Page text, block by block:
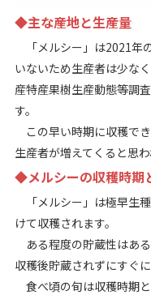
◆主な産地と生産量
「メルシー」は2021年
いないため生産者は少な
産特産果樹生産動態等調
す。
この早い時期に収穫で
生産者が増えてくると思わ
◆メルシーの収穫時期
「メルシー」は極早生
けて収穫されます。
ある程度の貯蔵性はあ
収穫後貯蔵されずにすぐ
食べ頃の旬は収穫時期